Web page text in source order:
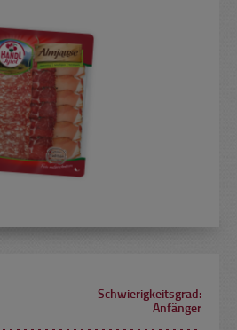
Schwierigkeitsgrad:
Anfänger